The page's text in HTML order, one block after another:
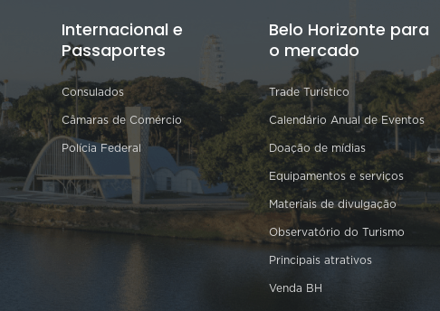
Internacional e
Passaportes
Consulados
Câmaras de Comércio
Polícia Federal
Belo Horizonte para
o mercado
Trade Turístico
Calendário Anual de Eventos
Doação de mídias
Equipamentos e serviços
Materiais de divulgação
Observatório do Turismo
Principais atrativos
Venda BH